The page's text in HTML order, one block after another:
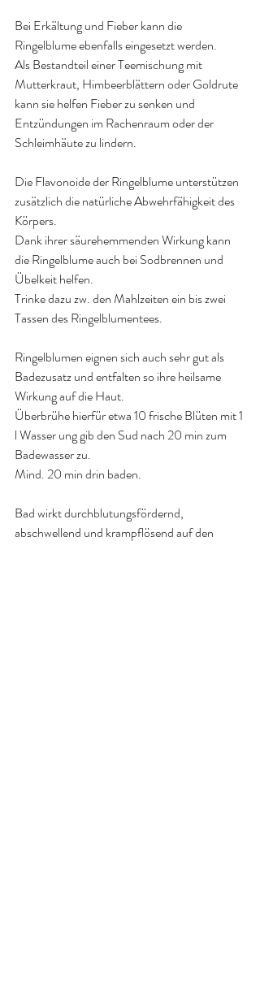
Bei Erkältung und Fieber kann die
Ringelblume ebenfalls eingesetzt werden.
Als Bestandteil einer Teemischung mit
Mutterkraut, Himbeerblättern oder Goldrute
kann sie helfen Fieber zu senken und
Entzündungen im Rachenraum oder der
Schleimhäute zu lindern.
Die Flavonoide der Ringelblume unterstützen
zusätzlich die natürliche Abwehrfähigkeit des
Körpers.
Dank ihrer säurehemmenden Wirkung kann
die Ringelblume auch bei Sodbrennen und
Übelkeit helfen.
Trinke dazu zw. den Mahlzeiten ein bis zwei
Tassen des Ringelblumentees.
Ringelblumen eignen sich auch sehr gut als
Badezusatz und entfalten so ihre heilsame
Wirkung auf die Haut.
Überbrühe hierfür etwa 10 frische Blüten mit 1
l Wasser ung gib den Sud nach 20 min zum
Badewasser zu.
Mind. 20 min drin baden.
Bad wirkt durchblutungsfördernd,
abschwellend und krampflösend auf den